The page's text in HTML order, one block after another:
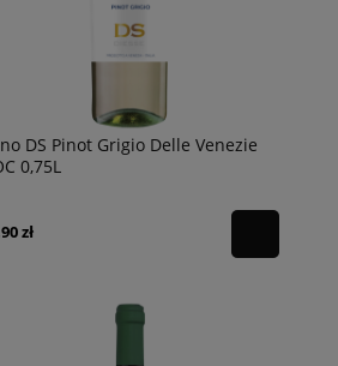
DS Pinot Grigio Delle Venezie
0,75L
zł